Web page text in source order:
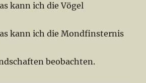
kann ich die Vögel
kann ich die Mondfinsternis
beobachten.